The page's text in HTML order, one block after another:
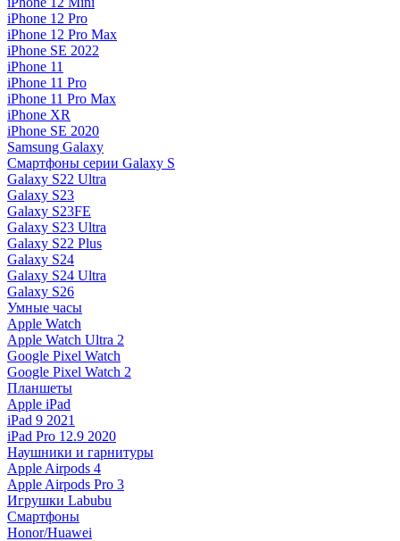
iPhone 12 Pro
iPhone 12 Pro Max
iPhone SE 2022
iPhone 11
iPhone 11 Pro
iPhone 11 Pro Max
iPhone XR
iPhone SE 2020
Samsung Galaxy
Смартфоны серии Galaxy S
Galaxy S22 Ultra
Galaxy S23
Galaxy S23FE
Galaxy S23 Ultra
Galaxy S22 Plus
Galaxy S24
Galaxy S24 Ultra
Galaxy S26
Умные часы
Apple Watch
Apple Watch Ultra 2
Google Pixel Watch
Google Pixel Watch 2
Планшеты
Apple iPad
iPad 9 2021
iPad Pro 12.9 2020
Наушники и гарнитуры
Apple Airpods 4
Apple Airpods Pro 3
Игрушки Labubu
Смартфоны
Honor/Huawei